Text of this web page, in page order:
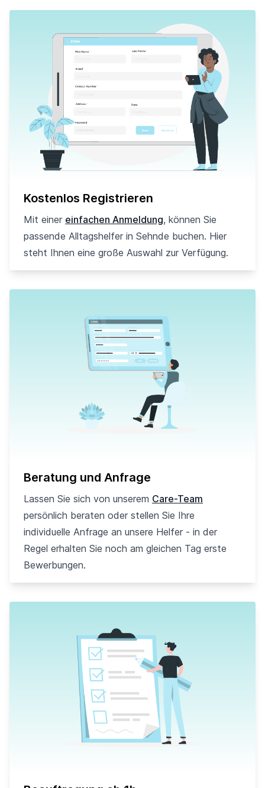
Kostenlos Registrieren
Mit einer einfachen Anmeldung, können Sie
passende Alltagshelfer in Sehnde buchen. Hier
steht Ihnen eine große Auswahl zur Verfügung.
Beratung und Anfrage
Lassen Sie sich von unserem Care-Team
persönlich beraten oder stellen Sie Ihre
individuelle Anfrage an unsere Helfer - in der
Regel erhalten Sie noch am gleichen Tag erste
Bewerbungen.